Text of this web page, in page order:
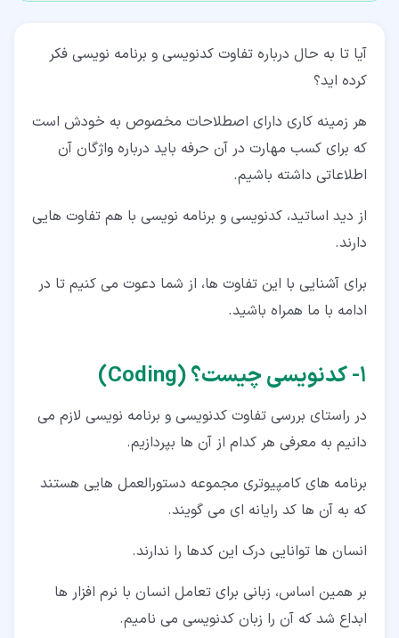
۳‏-‏۱‏- تفاوت کدنویسی و برنامه نویسی در محدوده (Scope)
۳‏-‏۲‏- تفاوت کدنویسی و برنامه نویسی در ابزارها
۳‏-‏۳‏- تفاوت کدنویسی و برنامه نویسی در مهارت
۳‏-‏۴‏- تفاوت کدنویسی و برنامه نویسی در رویکرد
۴‏- سخن پایانی
آیا تا به حال درباره تفاوت کدنویسی و برنامه نویسی فکر
کرده اید؟
هر زمینه کاری دارای اصطلاحات مخصوص به خودش است
که برای کسب مهارت در آن حرفه باید درباره واژگان آن
اطلاعاتی داشته باشیم.
از دید اساتید، کدنویسی و برنامه نویسی با هم تفاوت هایی
دارند.
برای آشنایی با این تفاوت ها، از شما دعوت می کنیم تا در
ادامه با ما همراه باشید.
۱‏- کدنویسی چیست؟ (Coding)
در راستای بررسی تفاوت کدنویسی و برنامه نویسی لازم می
دانیم به معرفی هر کدام از آن ها بپردازیم.
برنامه های کامپیوتری مجموعه دستورالعمل هایی هستند
که به آن ها کد رایانه ای می گویند.
انسان ها توانایی درک این کدها را ندارند.
بر همین اساس، زبانی برای تعامل انسان با نرم افزار ها
ابداع شد که آن را زبان کدنویسی می نامیم.